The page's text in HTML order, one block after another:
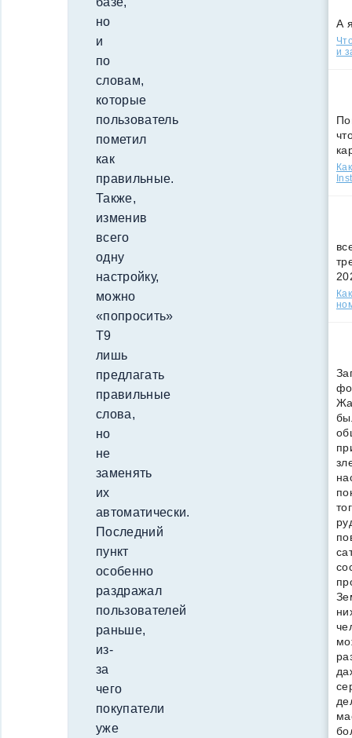
но
и
по
словам,
которые
пользователь
пометил
как
правильные.
Также,
изменив
всего
одну
настройку,
можно
«попросить»
Т9
лишь
предлагать
правильные
слова,
но
не
заменять
их
автоматически.
Последний
пункт
особенно
раздражал
пользователей
раньше,
из-
за
чего
покупатели
уже
А
и